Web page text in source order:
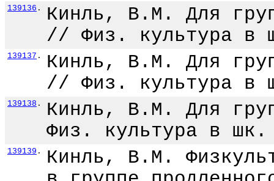
139136 .
Кинль, В.М. Для
// Физ. культура
139137 .
Кинль, В.М. Для
// Физ. культура
139138 .
Кинль, В.М. Для
Физ. культура в
139139 .
Кинль, В.М.